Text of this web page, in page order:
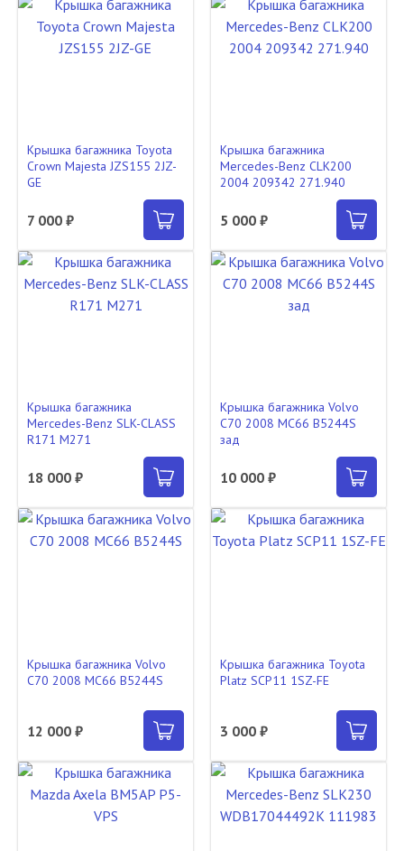
Крышка багажника Toyota
Crown Majesta JZS155 2JZ-
GE
7 000 ₽
Крышка багажника
Mercedes-Benz CLK200
2004 209342 271.940
5 000 ₽
Крышка багажника
Mercedes-Benz SLK-CLASS
R171 M271
18 000 ₽
Крышка багажника Volvo
C70 2008 MC66 B5244S
зад
10 000 ₽
Крышка багажника Volvo
C70 2008 MC66 B5244S
12 000 ₽
Крышка багажника Toyota
Platz SCP11 1SZ-FE
3 000 ₽